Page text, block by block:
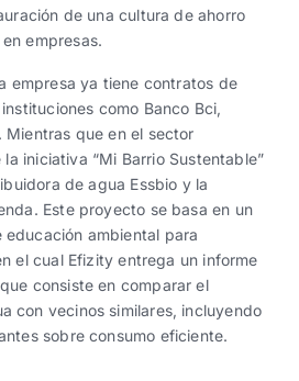
de una cultura de ahorro
empresas.
empresa ya tiene contratos de
como Banco Bci,
Mientras que en el sector
iniciativa “Mi Barrio Sustentable”
de agua Essbio y la
Este proyecto se basa en un
ambiental para
el cual Efizity entrega un informe
consiste en comparar el
con vecinos similares, incluyendo
sobre consumo eficiente.